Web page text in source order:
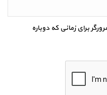
برای زمانی که دوباره